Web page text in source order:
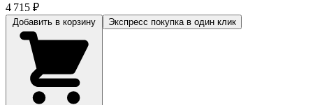
4 715 ₽
Экспресс покупка в один клик